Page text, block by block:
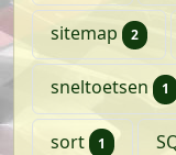
sitemap 2
sneltoetsen 1
sort 1 artikel